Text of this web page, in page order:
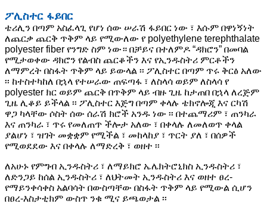
ፖሊስተር ፋይበር
ቴሪሊን በጣም አስፈላጊ የሆነ ሰው ሠራሽ ፋይበር ነው ፣ እሱም በዋነኝነት
ለጨርቃ ጨርቅ ጥቅም ላይ የሚውለው የ polyethylene terephthalate
polyester fiber የንግድ ስም ነው። በቻይና በተለምዶ “ዳክሮን” በመባል
የሚታወቀው ዳክሮን የልብስ ጨርቆችን እና የኢንዱስትሪ ምርቶችን
ለማምረት በስፋት ጥቅም ላይ ይውላል ፡፡ ፖሊስተር በጣም ጥሩ ቅርፅ አለው
፡፡ ከተስተካከለ በኋላ የተሠራው ጠፍጣፋ ፣ ለስላሳ ወይም ለስላሳ የ
polyester ክር ወይም ጨርቅ በጥቅም ላይ ብዙ ጊዜ ከታጠበ በኋላ ለረጅም
ጊዜ ሊቆይ ይችላል ፡፡ ፖሊስተር እጅግ በጣም ቀላሉ ቴክኖሎጂ እና ርካሽ
ዋጋ ካላቸው ሶስት ሰው ሰራሽ ክሮች አንዱ ነው ፡፡ በተጨማሪም ፣ ጠንካራ
እና ጠንካራ ፣ ጥሩ የመለጠጥ ችሎታ አለው ፣ በቀላሉ ለመለወጥ ቀላል
ያልሆነ ፣ ዝገት መቋቋም የሚችል ፣ መከላከያ ፣ ጥርት ያለ ፣ በሰዎች
የሚወደደው እና በቀላሉ ለማድረቅ ፣ ወዘተ ፡፡
ለአሁኑ የምግብ ኢንዱስትሪ ፣ ለማይክሮ ኤሌክትሮኒክስ ኢንዱስትሪ ፣
ለድንጋይ ከሰል ኢንዱስትሪ ፣ ለህትመት ኢንዱስትሪ እና ወዘተ ፀረ-
የማይንቀሳቀስ አልባሳት በውስጣቸው በስፋት ጥቅም ላይ የሚውል ሲሆን
በፀረ-እስታቲክም ውስጥ ንቁ ሚና ይጫወታል ፡፡